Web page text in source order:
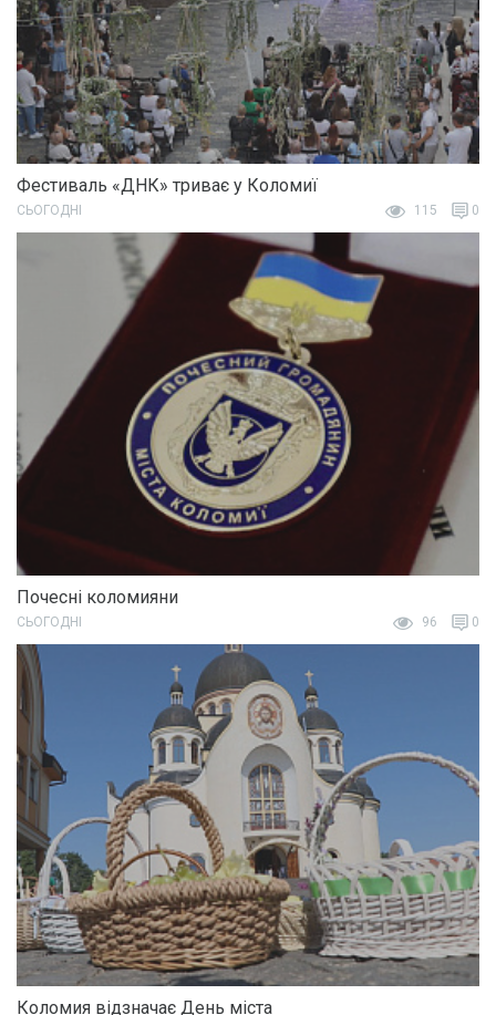
Фестиваль «ДНК» триває у Коломиї
СЬОГОДНІ 115 0
Почесні коломияни
СЬОГОДНІ 96 0
Коломия відзначає День міста